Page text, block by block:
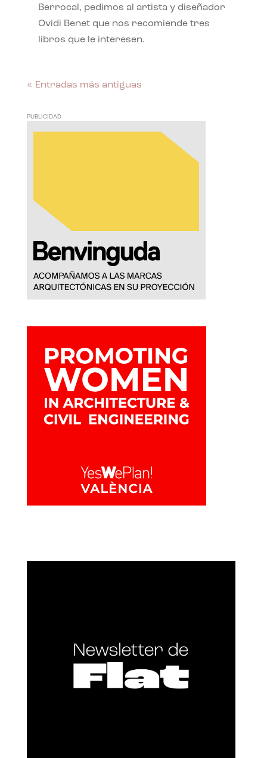
Berrocal, pedimos al artista y diseñador
Ovidi Benet que nos recomiende tres
libros que le interesen.
« Entradas más antiguas
PUBLICIDAD